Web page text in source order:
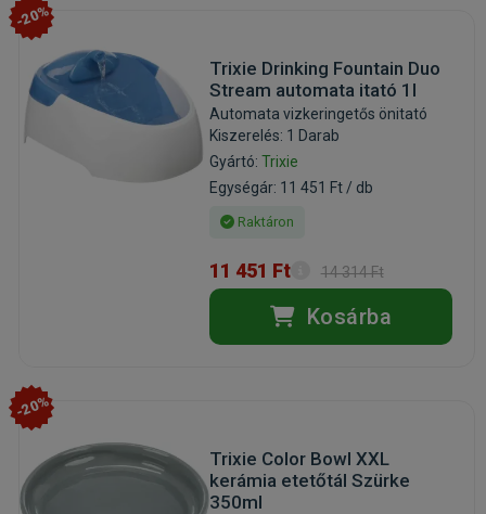
-20%
Trixie Drinking Fountain Duo
Stream automata itató 1l
Automata vizkeringetős önitató
Kiszerelés: 1 Darab
Gyártó: Trixie
Egységár: 11 451 Ft / db
Raktáron
11 451 Ft 14 314 Ft
Kosárba
-20%
Trixie Color Bowl XXL
kerámia etetőtál Szürke
350ml